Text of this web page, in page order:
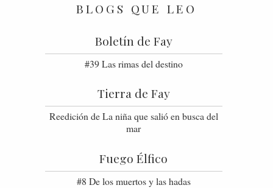
BLOGS QUE LEO
Boletín de Fay
#39 Las rimas del destino
Tierra de Fay
Reedición de La niña que salió en busca del
mar
Fuego Élfico
#8 De los muertos y las hadas